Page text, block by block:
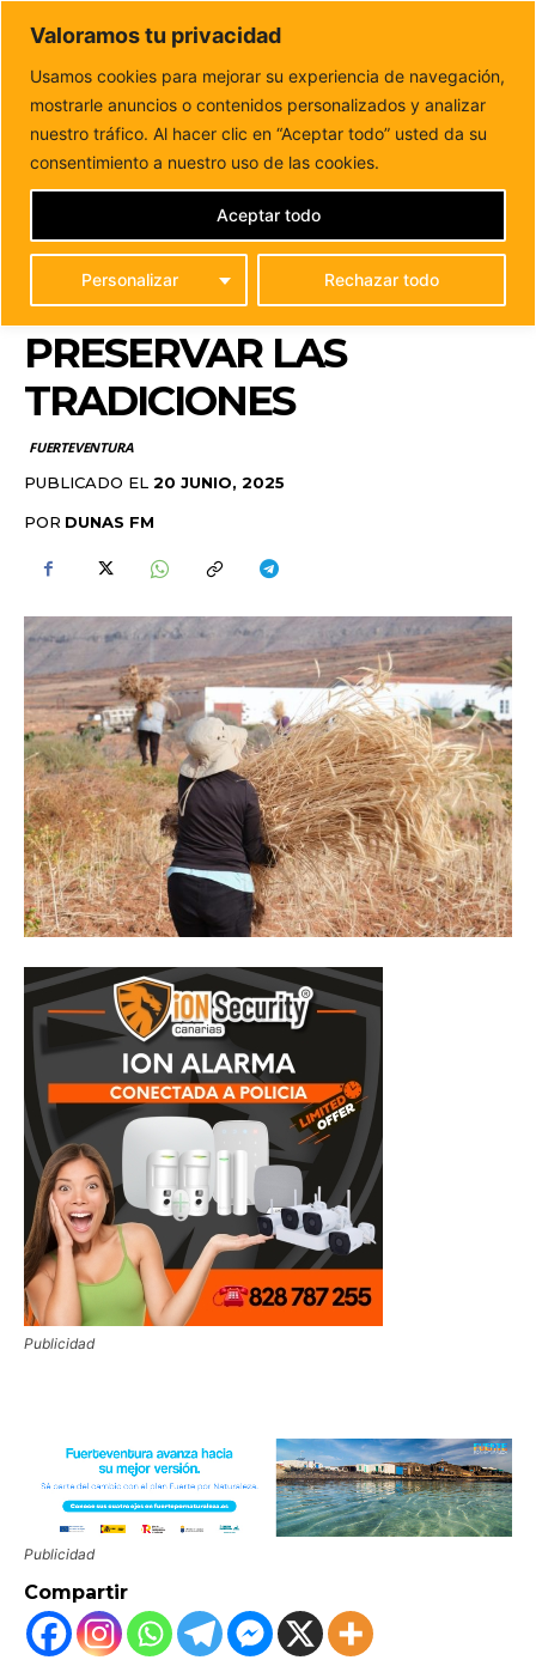
Valoramos tu privacidad
Usamos cookies para mejorar su experiencia de navegación,
mostrarle anuncios o contenidos personalizados y analizar
nuestro tráfico. Al hacer clic en “Aceptar todo” usted da su
consentimiento a nuestro uso de las cookies.
Personalizar Rechazar todo
Aceptar todo
DUNAS FM
Tu informacion de forma cercana
Inicio FUERTEVENTURA
El Cabildo entrega el centeno a
artesanos de Fuerteventura para preservar las...
EL CABILDO ENTREGA
EL CENTENO A
ARTESANOS DE
FUERTEVENTURA PARA
PRESERVAR LAS
TRADICIONES
FUERTEVENTURA
PUBLICADO EL 20 JUNIO, 2025
POR DUNAS FM
Publicidad
Publicidad
Compartir